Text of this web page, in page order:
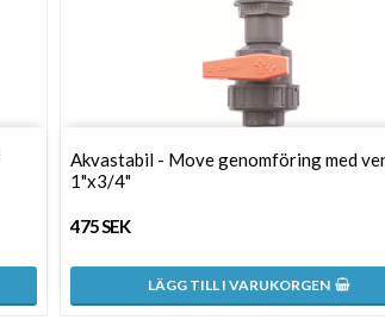
Akvastabil - Move genomföring med
1"x3/4"
475 SEK
LÄGG TILL I VARUKORGEN